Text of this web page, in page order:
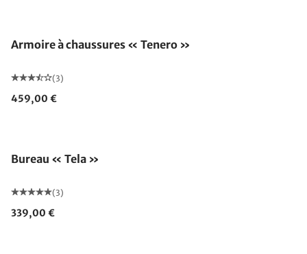
Armoire à chaussures « Tenero »
(3)
459,00 €
Bureau « Tela »
(3)
339,00 €